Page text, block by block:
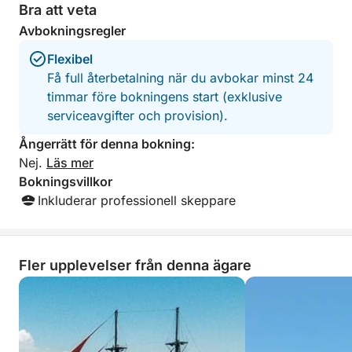
ner bekvämt oavsett om du föredrar att sola eller
koppla av i vinden.
Det som skiljer denna kryssning från mängden är
dess kombination av fridfulla badplatser, ikoniska
landmärken och naturliga underverk – allt under en
perfekt tajmad 6-timmarsresa. Du kommer att
utforska både livliga och gömda hörn av kusten utan
att någonsin känna dig stressad.
Från fridfulla vikar till geologiska underverk ger
kustnära skönhet. Den är perfekt för par, familjer
och alla som älskar havet.
Bra att veta
Avbokningsregler
Flexibel
Få full återbetalning när du avbokar minst 24
timmar före bokningens start (exklusive
serviceavgifter och provision).
Ångerrätt för denna bokning:
Nej. Läs mer
Bokningsvillkor
Inkluderar professionell skeppare
Fler upplevelser från denna ägare